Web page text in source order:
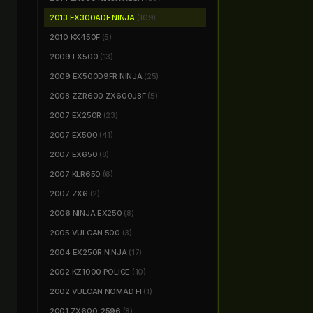
2013 EX300ADF NINJA (109)
2010 KX450F (5)
2009 EX500 (13)
2009 EX500D9FR NINJA (25)
2008 ZZR600 ZX600J8F (5)
2007 EX250R (23)
2007 EX500 (41)
2007 EX650 (8)
2007 KLR650 (6)
2007 ZX6 (2)
2006 NINJA EX250 (8)
2005 VULCAN 500 (3)
2004 EX250R NINJA (17)
2002 KZ1000 POLICE (10)
2002 VULCAN NOMAD FI (1)
2001 ZX600_2596 (8)